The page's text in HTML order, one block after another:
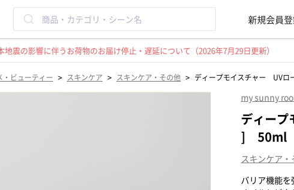
新規会員
地震の影響に伴うお荷物のお届け停止・遅延について（2026年7月29日更新）
・ビューティー > スキンケア > スキンケア・その他 > ディープモイスチャー UV
my sunny
ディー
] 50ml
スキンケア・
バリア機能